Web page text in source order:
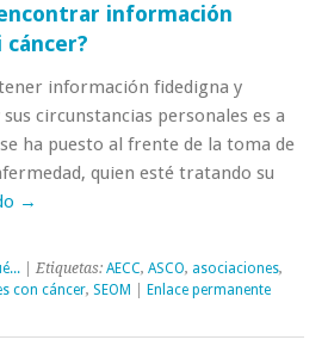
información
información fidedigna y
circunstancias personales es a
ha puesto al frente de la toma de
quien esté tratando su
→
| Etiquetas: AECC, ASCO, asociaciones,
con cáncer, SEOM Enlace permanente